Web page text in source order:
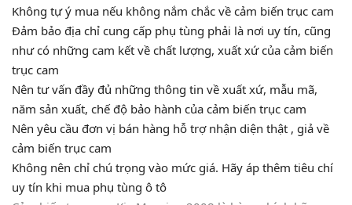
Không tự ý mua nếu không nắm chắc về cảm biến trục cam
Đảm bảo địa chỉ cung cấp phụ tùng phải là nơi uy tín, cũng
như có những cam kết về chất lượng, xuất xứ của cảm biến
trục cam
Nên tư vấn đầy đủ những thông tin về xuất xứ, mẫu mã,
năm sản xuất, chế độ bảo hành của cảm biến trục cam
Nên yêu cầu đơn vị bán hàng hỗ trợ nhận diện thật , giả về
cảm biến trục cam
Không nên chỉ chú trọng vào mức giá. Hãy áp thêm tiêu chí
uy tín khi mua phụ tùng ô tô